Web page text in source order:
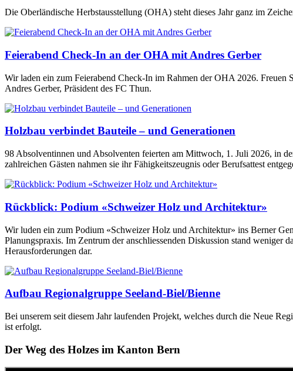
Die Oberländische Herbstausstellung (OHA) steht dieses Jahr ganz im
Feierabend Check-In an der OHA mit Andres Gerber
Wir laden ein zum Feierabend Check-In im Rahmen der OHA 2026.
Andres Gerber, Präsident des FC Thun.
Holzbau verbindet Bauteile – und Generationen
98 Absolventinnen und Absolventen feierten am Mittwoch, 1. Juli 2026, in
zahlreichen Gästen nahmen sie ihr Fähigkeitszeugnis oder Berufsattest
Rückblick: Podium «Schweizer Holz und Architektur»
Wir luden ein zum Podium «Schweizer Holz und Architektur» ins Berner
Planungspraxis. Im Zentrum der anschliessenden Diskussion stand
Herausforderungen dar.
Aufbau Regionalgruppe Seeland-Biel/Bienne
Bei unserem seit diesem Jahr laufenden Projekt, welches durch die Neue
ist erfolgt.
Der Weg des Holzes im Kanton Bern